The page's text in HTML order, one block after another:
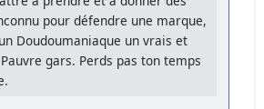
pour défendre une marque,
Doudoumaniaque un vrais et
gars. Perds pas ton temps